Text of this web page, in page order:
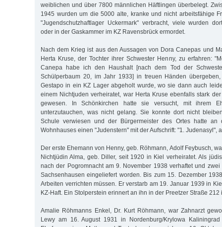
weiblichen und über 7800 männlichen Häftlingen überbelegt.
1945 wurden um die 5000 alte, kranke und nicht arbeitsfähige
"Jugendschutzhaftlager Uckermark" verbracht, viele wurden
oder in der Gaskammer im KZ Ravensbrück ermordet.
Nach dem Krieg ist aus den Aussagen von Dora Canepas und
Herta Kruse, der Tochter ihrer Schwester Henny, zu erfahren:
Canepa habe ich den Haushalt [nach dem Tod der
Schülperbaum 20, im Jahr 1933] in treuen Händen
Gestapo in ein KZ Lager abgeholt wurde, wo sie dann auch
einem Nichtjuden verheiratet, war Herta Kruse ebenfalls stark
gewesen. In Schönkirchen hatte sie versucht, mit ihrem
unterzutauchen, was nicht gelang. Sie konnte dort nicht
Schule verwiesen und der Bürgermeister des Ortes hatte an
Wohnhauses einen "Judenstern" mit der Aufschrift: "1. Judenasyl",
Der erste Ehemann von Henny, geb. Röhmann, Adolf Feybusch,
Nichtjüdin Alma, geb. Diller, seit 1920 in Kiel verheiratet. Als
nach der Pogromnacht am 9. November 1938 verhaftet und
Sachsenhausen eingeliefert worden. Bis zum 15. Dezember
Arbeiten verrichten müssen. Er verstarb am 19. Januar 1939 in
KZ-Haft. Ein Stolperstein erinnert an ihn in der Preetzer Straße 212
Amalie Röhmanns Enkel, Dr. Kurt Röhmann, war Zahnarzt
Lewy am 16. August 1931 in Nordenburg/Krylowa